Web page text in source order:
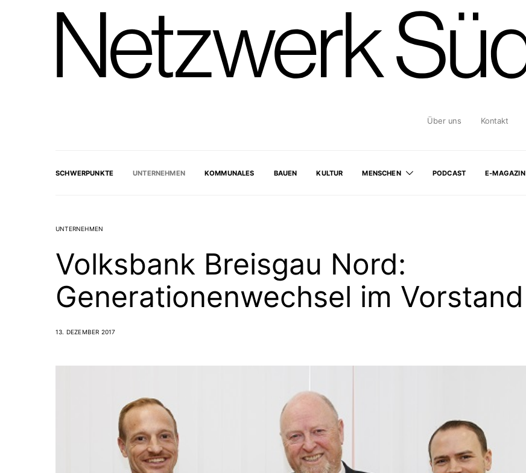
Über uns Kontakt
SCHWERPUNKTE UNTERNEHMEN KOMMUNALES BAUEN KULTUR MENSCHEN PODCAST E-MAGAZIN
UNTERNEHMEN
Volksbank Breisgau Nord:
Generationenwechsel im Vorstand
13. DEZEMBER 2017